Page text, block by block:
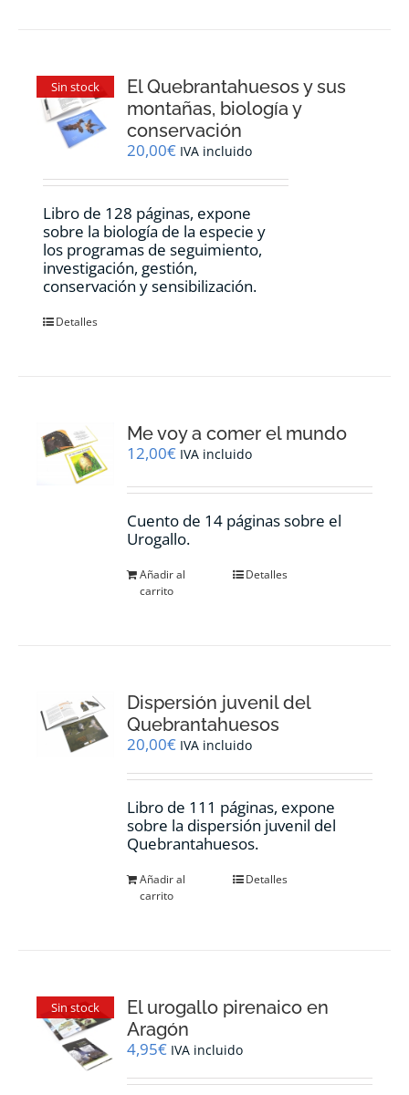
Sin stock
El Quebrantahuesos y sus
montañas, biología y
conservación
20,00€ IVA incluido
Libro de 128 páginas, expone
sobre la biología de la especie y
los programas de seguimiento,
investigación, gestión,
conservación y sensibilización.
Detalles
Me voy a comer el mundo
12,00€ IVA incluido
Cuento de 14 páginas sobre el
Urogallo.
Añadir al
carrito
Detalles
Dispersión juvenil del
Quebrantahuesos
20,00€ IVA incluido
Libro de 111 páginas, expone
sobre la dispersión juvenil del
Quebrantahuesos.
Añadir al
carrito
Detalles
Sin stock
El urogallo pirenaico en
Aragón
4,95€ IVA incluido